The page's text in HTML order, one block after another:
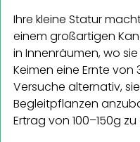
Ihre kleine Statur
einem großartigen
in Innenräumen, wo
Keimen eine Ernte
Versuche alternativ,
Begleitpflanzen
Ertrag von 100–150g zu